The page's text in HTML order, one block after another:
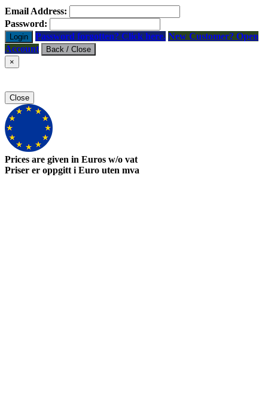
Email Address:
Password:
Login Password forgotten? Click here. New Customer? Open
Account
Back / Close
×
Close
Prices are given in Euros w/o vat
Priser er oppgitt i Euro uten mva